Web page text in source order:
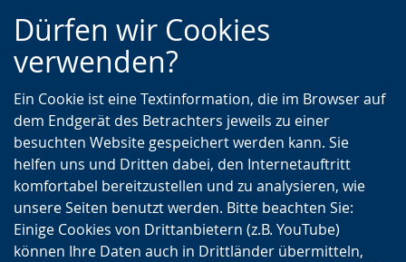
Zur
Hauptnavigation
Zur
Seitennavigation
Zum
Inhalt
Dürfen wir Cookies
verwenden?
Ein Cookie ist eine Textinformation, die im Browser auf
dem Endgerät des Betrachters jeweils zu einer
besuchten Website gespeichert werden kann. Sie
helfen uns und Dritten dabei, den Internetauftritt
komfortabel bereitzustellen und zu analysieren, wie
unsere Seiten benutzt werden. Bitte beachten Sie:
Einige Cookies von Drittanbietern (z.B. YouTube)
können Ihre Daten auch in Drittländer übermitteln,